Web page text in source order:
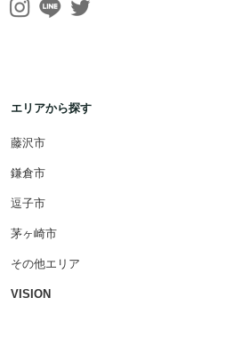
エリアから探す
藤沢市
鎌倉市
逗子市
茅ヶ崎市
その他エリア
VISION